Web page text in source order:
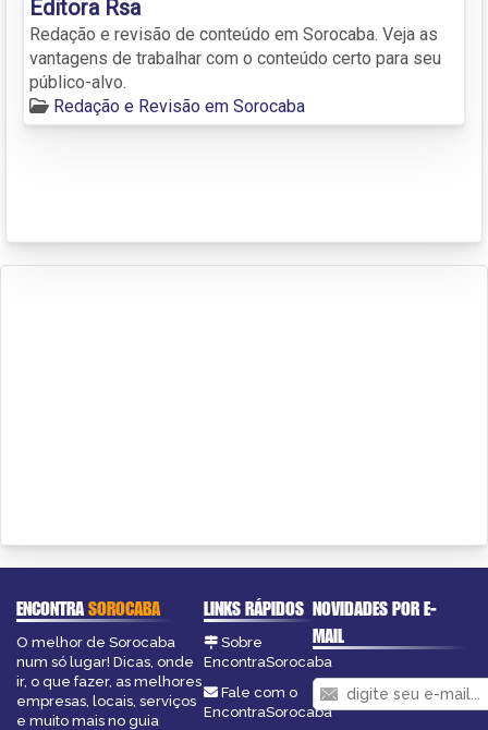
Editora Rsa
Redação e revisão de conteúdo em Sorocaba. Veja as
vantagens de trabalhar com o conteúdo certo para seu
público-alvo.
Redação e Revisão em Sorocaba
ENCONTRASOROCABA
O melhor de Sorocaba
num só lugar! Dicas, onde
ir, o que fazer, as melhores
empresas, locais, serviços
e muito mais no guia
LINKS RÁPIDOS
Sobre
EncontraSorocaba
Fale com o
EncontraSorocaba
NOVIDADES POR E-
MAIL